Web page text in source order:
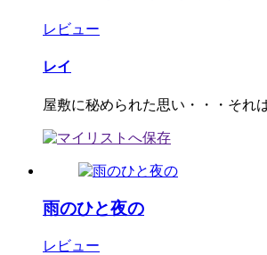
レビュー
レイ
屋敷に秘められた思い・・・それ
雨のひと夜の
レビュー